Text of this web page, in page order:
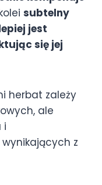
subtelny
jest
się jej
herbat zależy
ale
i
z